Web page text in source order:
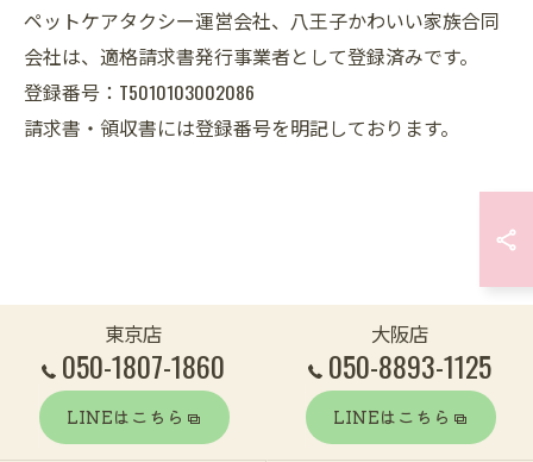
ペットケアタクシー運営会社、八王子かわいい家族合同
会社は、適格請求書発行事業者として登録済みです。
登録番号：T5010103002086
請求書・領収書には登録番号を明記しております。
東京店
050-1807-1860
LINEはこちら
大阪店
050-8893-1125
LINEはこちら